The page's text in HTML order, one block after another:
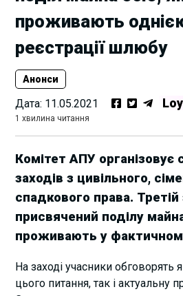
проживають
реєстрації шлюбу
Анонси
Дата: 11.05.2021
1 хвилина читання
Комітет АПУ організовує
заходів з цивільного,
спадкового права. Третій
присвячений поділу
проживають у
На заході учасники обговорять
цього питання, так і актуальну